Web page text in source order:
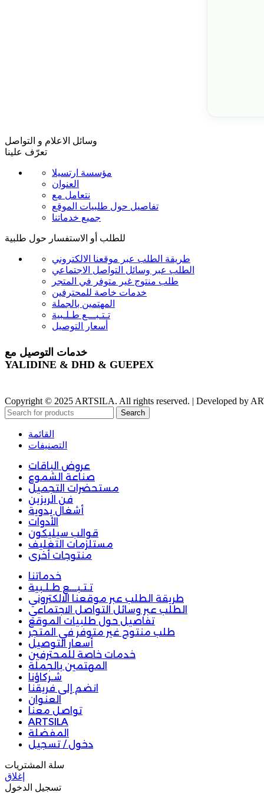
وسائل الاعلام و التواصل
تعرّف علينا
مؤسسة ارتسيلا
العنوان
نتعامل مع
تفاصيل حول طلبيات الموقع
جميع خدماتنا
للطلب أو الاستفسار حول طلبية
طريقة الطلب عبر موقعنا الالكتروني
الطلب عبر وسائل التواصل الاجتماعي
طلب منتوج غير متوفر في المتجر
خدمات خاصة للمحترفين
المهتمين بالجملة
تـتـبـــع طـلـبية
أسعار التوصيل
خدمات التوصيل مع
YALIDINE & DHD & GUEPEX
Copyright © 2025 ARTSILA. All rights reserved. | Developed by
Search
القائمة
التصنيفات
عروض الباقات
صناعة الشموع
مستحضرات التجميل
فن الريزين
أشغال يدوية
الأدوات
قوالب سيليكون
مستلزمات التغليف
منتوجات أخرى
خدماتنا
تـتـبـــع طـلـبية
طريقة الطلب عبر موقعنا الالكتروني
الطلب عبر وسائل التواصل الاجتماعي
تفاصيل حول طلبيات الموقع
طلب منتوج غير متوفر في المتجر
أسعار التوصيل
خدمات خاصة للمحترفين
المهتمين بالجملة
شـركاؤنا
انضم إلى فريقنا
العنوان
تواصل معنا
ARTSILA
المفضلة
دخول / تسجيل
سلة المشتريات
إغلاق
تسجيل الدخول